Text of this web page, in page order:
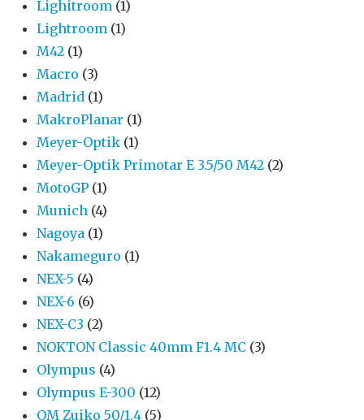
Lighitroom (1)
Lightroom (1)
M42 (1)
Macro (3)
Madrid (1)
MakroPlanar (1)
Meyer-Optik (1)
Meyer-Optik Primotar E 3.5/50 M42 (2)
MotoGP (1)
Munich (4)
Nagoya (1)
Nakameguro (1)
NEX-5 (4)
NEX-6 (6)
NEX-C3 (2)
NOKTON Classic 40mm F1.4 MC (3)
Olympus (4)
Olympus E-300 (12)
OM Zuiko 50/1.4 (5)